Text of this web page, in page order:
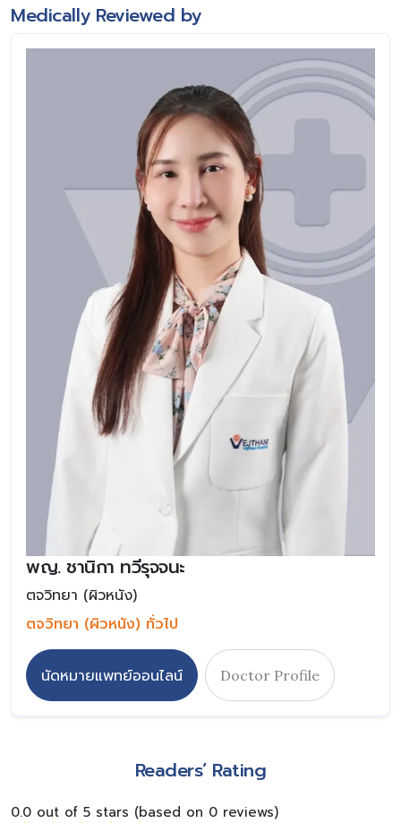
Medically Reviewed by
พญ. ชานิกา ทวีรุจจนะ
ตจวิทยา (ผิวหนัง)
ตจวิทยา (ผิวหนัง) ทั่วไป
นัดหมายแพทย์ออนไลน์ Doctor Profile
Readers’ Rating
0.0 out of 5 stars (based on 0 reviews)